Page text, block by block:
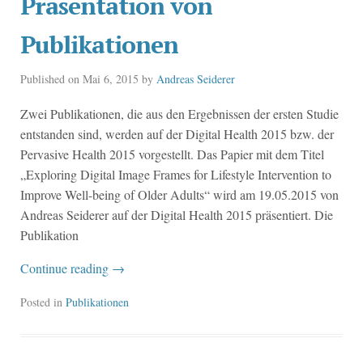
Publikationen
Published on Mai 6, 2015 by Andreas Seiderer
Zwei Publikationen, die aus den Ergebnissen der ersten Studie
entstanden sind, werden auf der Digital Health 2015 bzw. der
Pervasive Health 2015 vorgestellt. Das Papier mit dem Titel
„Exploring Digital Image Frames for Lifestyle Intervention to
Improve Well-being of Older Adults“ wird am 19.05.2015 von
Andreas Seiderer auf der Digital Health 2015 präsentiert. Die
Publikation
Continue reading →
Posted in Publikationen